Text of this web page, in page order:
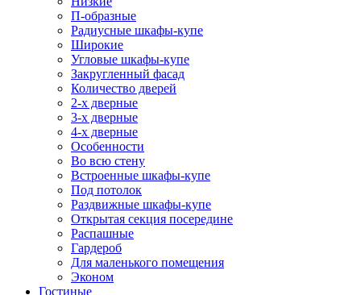
П-образные
Радиусные шкафы-купе
Широкие
Угловые шкафы-купе
Закругленный фасад
Количество дверей
2-х дверные
3-х дверные
4-х дверные
Особенности
Во всю стену
Встроенные шкафы-купе
Под потолок
Раздвижные шкафы-купе
Открытая секция посередине
Распашные
Гардероб
Для маленького помещения
Эконом
Гостиные